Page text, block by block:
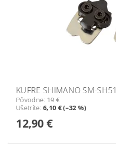
KUFRE SHIMANO SM-SH51
Pôvodne: 19 €
Ušetríte:6,10 € (–32 %)
12,90 €